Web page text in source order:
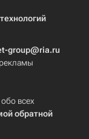
group@ria.ru
всех
обратной